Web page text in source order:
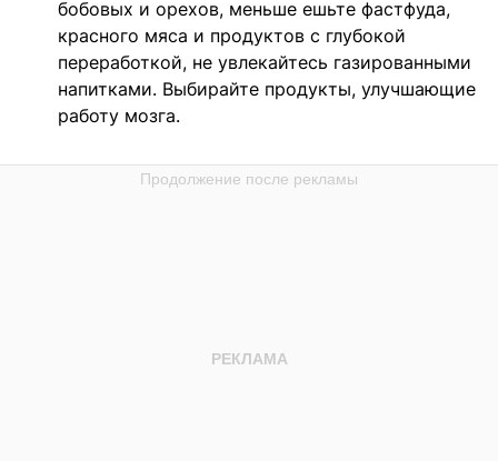
бобовых и орехов, меньше ешьте фастфуда,
красного мяса и продуктов с глубокой
переработкой, не увлекайтесь газированными
напитками. Выбирайте продукты, улучшающие
работу мозга.